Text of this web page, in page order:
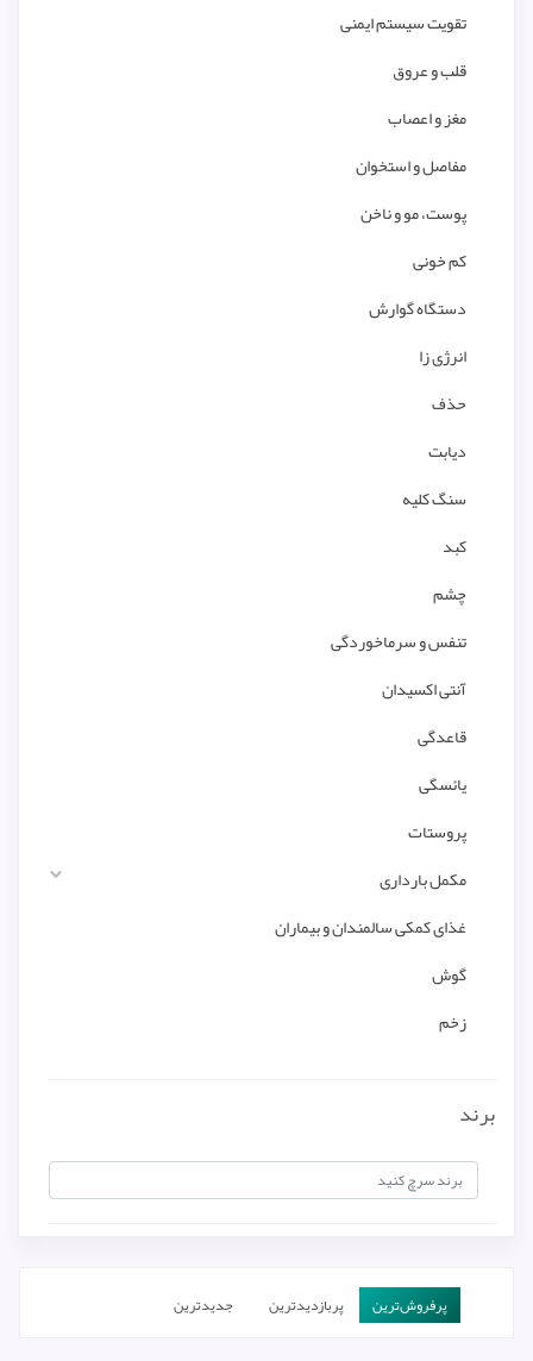
تقویت سیستم ایمنی
قلب و عروق
مغز و اعصاب
مفاصل و استخوان
پوست، مو و ناخن
کم خونی
دستگاه گوارش
انرژی زا
حذف
دیابت
سنگ کلیه
کبد
چشم
تنفس و سرماخوردگی
آنتی اکسیدان
قاعدگی
یائسگی
پروستات
مکمل بارداری
غذای کمکی سالمندان و بیماران
گوش
زخم
برند
پرفروش‌ترین‌ پربازدیدترین جدیدترین